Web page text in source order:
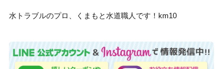
水トラブルのプロ、くまもと水道職人です！km10